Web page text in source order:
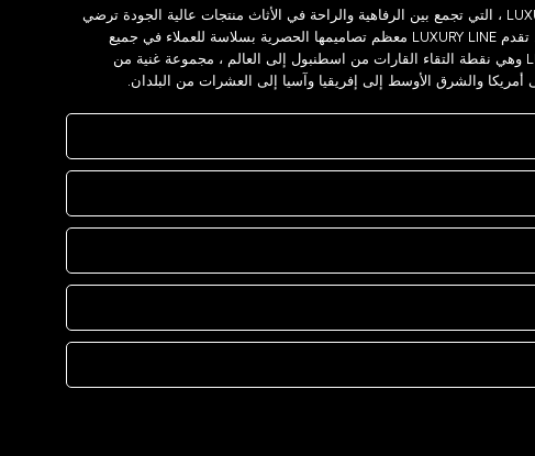
خلف العلامة التجارية LUXURY LINE ، التي تجمع بين الرفاهية والراحة في الأثاث منتجات عالية الجودة ترضي
كل الزبائن على مدار السنوات. تقدم LUXURY LINE معظم تصاميمها الحصرية بسلاسة للعملاء في جميع
أنحاء العالم. توفر LUXURY LINE وهي نقطة التقاء القارات من اسطنبول إلى العالم ، مجموعة غنية من
أمريكا والشرق الأوسط إلى إفريقيا وآسيا إلى العشرات من البلدان.